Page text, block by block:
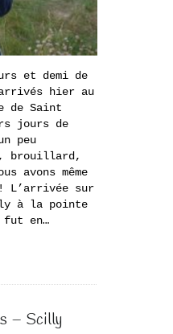
et demi de
arrivés hier au
de Saint
jours de
peu
brouillard,
avons même
L’arrivée sur
à la pointe
fut en…
– Scilly